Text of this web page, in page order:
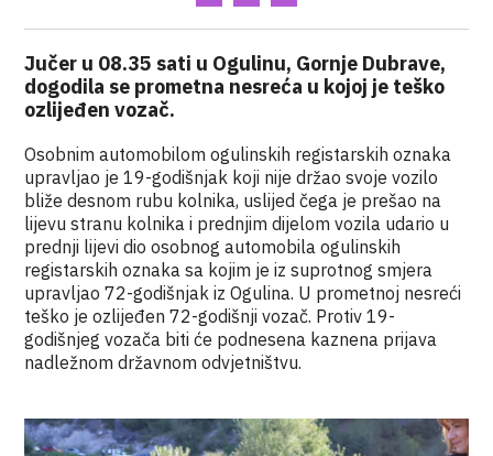
Jučer u 08.35 sati u Ogulinu, Gornje Dubrave,
dogodila se prometna nesreća u kojoj je teško
ozlijeđen vozač.
Osobnim automobilom ogulinskih registarskih oznaka
upravljao je 19-godišnjak koji nije držao svoje vozilo
bliže desnom rubu kolnika, uslijed čega je prešao na
lijevu stranu kolnika i prednjim dijelom vozila udario u
prednji lijevi dio osobnog automobila ogulinskih
registarskih oznaka sa kojim je iz suprotnog smjera
upravljao 72-godišnjak iz Ogulina. U prometnoj nesreći
teško je ozlijeđen 72-godišnji vozač. Protiv 19-
godišnjeg vozača biti će podnesena kaznena prijava
nadležnom državnom odvjetništvu.